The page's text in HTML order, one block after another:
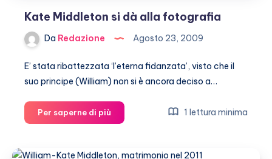
Kate Middleton si dà alla fotografia
Da Redazione Agosto 23, 2009
E’ stata ribattezzata ‘l’eterna fidanzata’, visto che il
suo principe (William) non si è ancora deciso a…
Per saperne di più
Middleton
dà
1 lettura minima